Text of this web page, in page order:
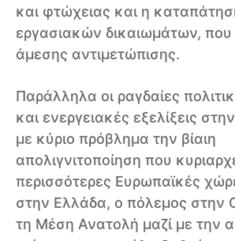
και φτώχειας και η
εργασιακών δικαιωμάτων,
άμεσης αντιμετώπισης.
Παράλληλα οι ραγδαίες
και ενεργειακές εξελίξεις
με κύριο πρόβλημα την βίαιη
απολιγνιτοποίηση που
περισσότερες Ευρωπαϊκές
στην Ελλάδα, ο πόλεμος στην
τη Μέση Ανατολή μαζί με την